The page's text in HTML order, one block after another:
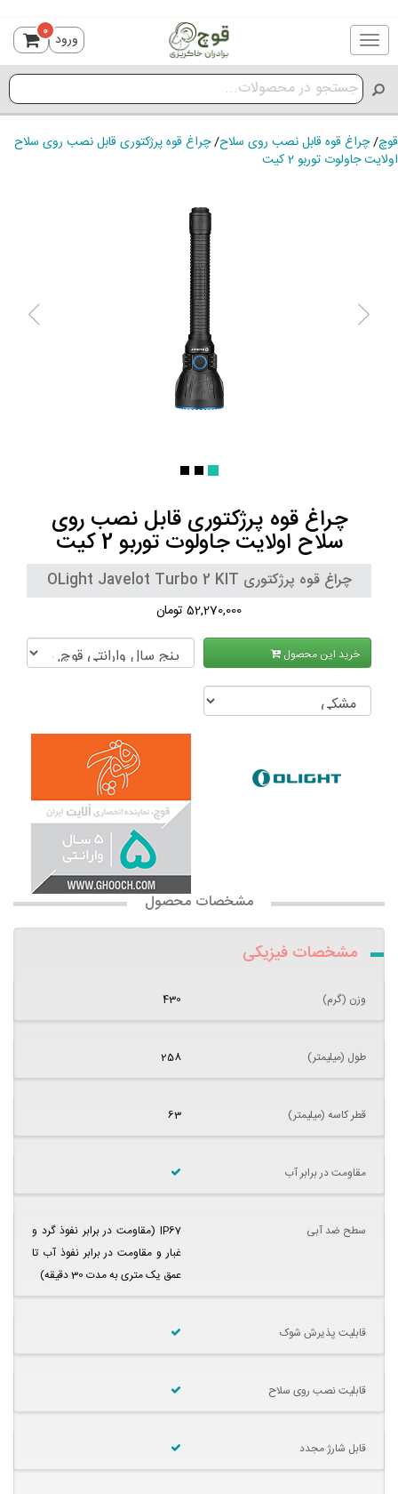
Toggle
navigation
ورود 0
قوچ/چراغ قوه قابل نصب روی سلاح/چراغ قوه پرژکتوری قابل نصب روی سلاح
اولایت جاولوت توربو 2 کیت
چراغ قوه پرژکتوری قابل نصب روی
سلاح اولایت جاولوت توربو 2 کیت
چراغ قوه پرژکتوری OLight Javelot Turbo 2 KIT
52,270,000 تومان
خرید این محصول
مشخصات محصول
مشخصات فیزیکی
وزن (گرم) 430
طول (میلیمتر) 258
قطر کاسه (میلیمتر) 63
مقاومت در برابر آب
سطح ضد آبی
IP67 (مقاومت در برابر نفوذ گرد و
غبار و مقاومت در برابر نفوذ آب تا
عمق یک متری به مدت 30 دقیقه)
قابلیت پذیرش شوک
قابلیت نصب روی سلاح
قابل شارژ مجدد